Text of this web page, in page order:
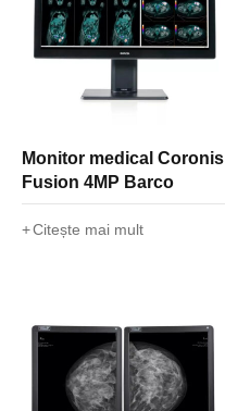
Monitor medical Coronis
Fusion 4MP Barco
Citește mai mult